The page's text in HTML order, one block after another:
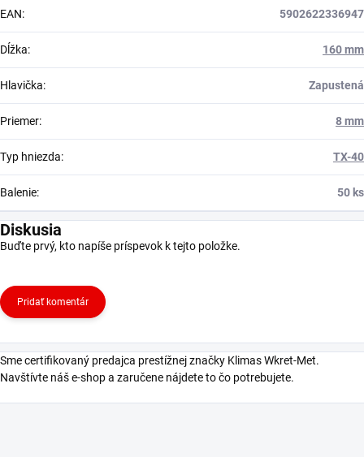
EAN: 5902622336947
Dĺžka: 160 mm
Hlavička: Zapustená
Priemer: 8 mm
Typ hniezda: TX-40
Balenie: 50 ks
Diskusia
Buďte prvý, kto napíše príspevok k tejto položke.
Pridať komentár
Sme certifikovaný predajca prestížnej značky Klimas Wkret-Met.
Navštívte náš e-shop a zaručene nájdete to čo potrebujete.